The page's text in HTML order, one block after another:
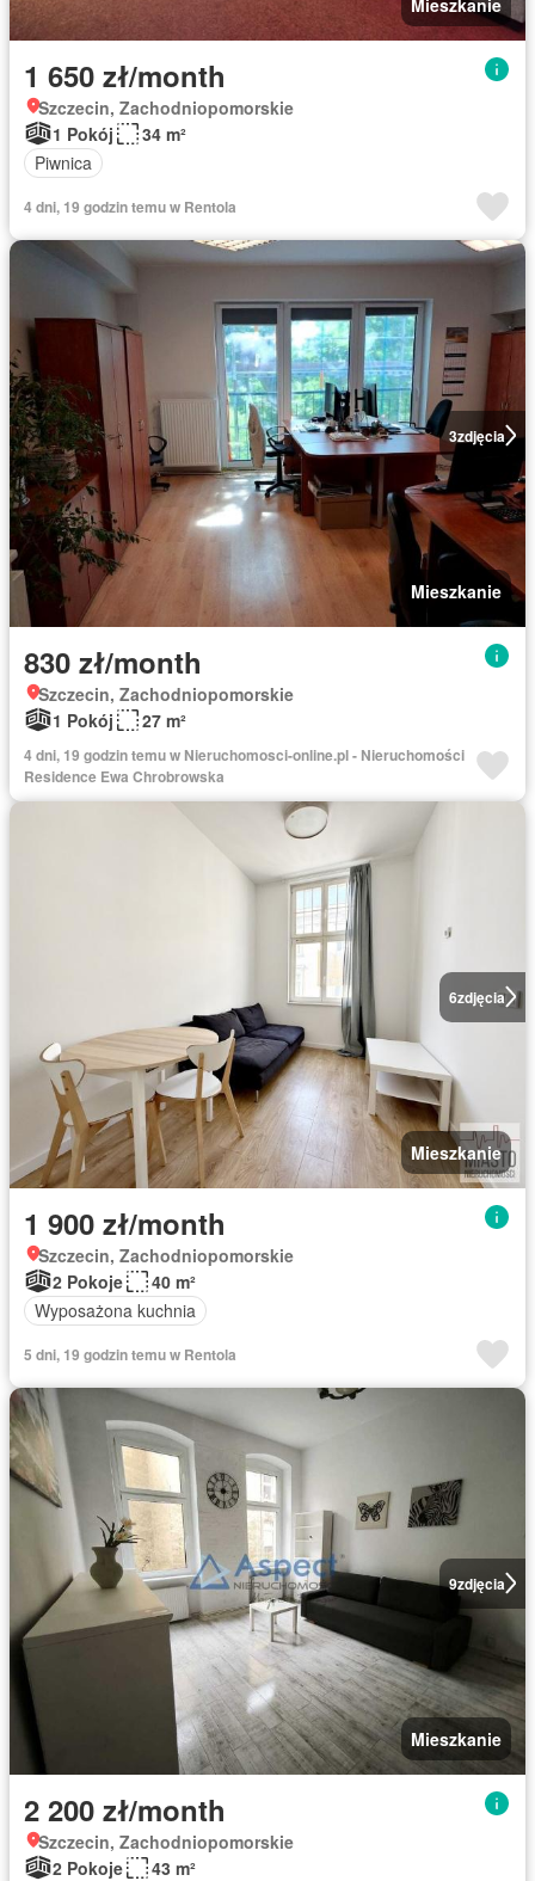
1 650 zł/month
Szczecin, Zachodniopomorskie
1 Pokój
34 m²
Piwnica
4 dni, 19 godzin temu w Rentola
3zdjęcia
Mieszkanie
830 zł/month
Szczecin, Zachodniopomorskie
1 Pokój
27 m²
4 dni, 19 godzin temu w Nieruchomosci-online.pl - Nieruchomości
Residence Ewa Chrobrowska
6zdjęcia
Mieszkanie
1 900 zł/month
Szczecin, Zachodniopomorskie
2 Pokoje
40 m²
Wyposażona kuchnia
5 dni, 19 godzin temu w Rentola
9zdjęcia
Mieszkanie
2 200 zł/month
Szczecin, Zachodniopomorskie
2 Pokoje
43 m²